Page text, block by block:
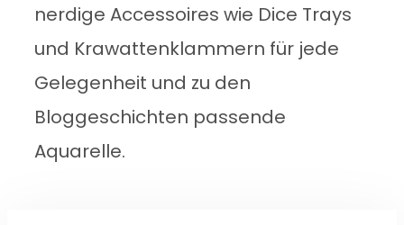
nerdige Accessoires wie Dice Trays
und Krawattenklammern für jede
Gelegenheit und zu den
Bloggeschichten passende
Aquarelle.